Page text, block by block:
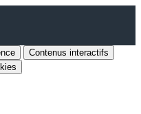
Contenus interactifs